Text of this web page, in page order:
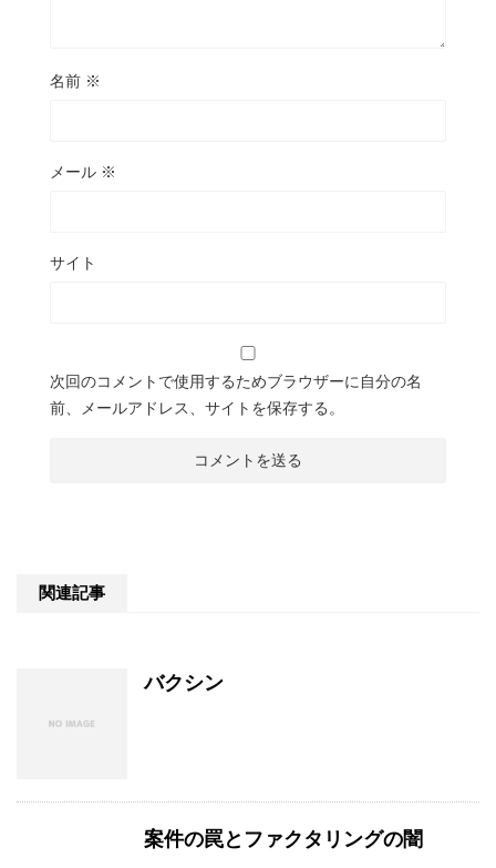
名前 ※
メール ※
サイト
次回のコメントで使用するためブラウザーに自分の名
前、メールアドレス、サイトを保存する。
関連記事
バクシン
案件の罠とファクタリングの闇